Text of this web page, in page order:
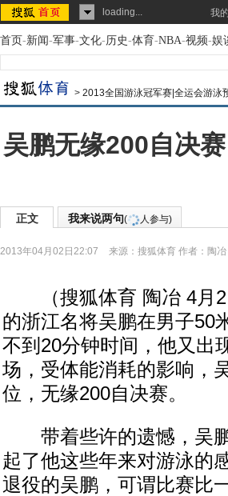
loading... 我
首页-新闻-军事-文化-历史-体育-NBA-视频-娱
> 2013全国游泳冠军赛|全运会游泳
吴鹏无缘200自决
正文 我来说两句( 人参与)
2013年04月02日22:07 来源： 搜狐体育 作者：陶冶
（搜狐体育 陶冶 4月2
的浙江名将吴鹏在男子50
不到20分钟时间，他又出
场，受体能消耗的影响，
位，无缘200自决赛。
带着些许的遗憾，吴鹏
起了他这些年来对游泳的
退役的吴鹏，可谓比赛比